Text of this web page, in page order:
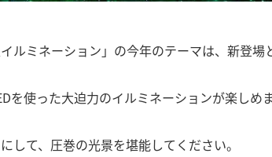
ルミネーション」の今年のテーマは、新登場
を使った大迫力のイルミネーションが楽しめ
して、圧巻の光景を堪能してください。